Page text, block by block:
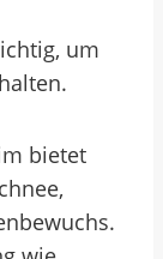
um
bietet